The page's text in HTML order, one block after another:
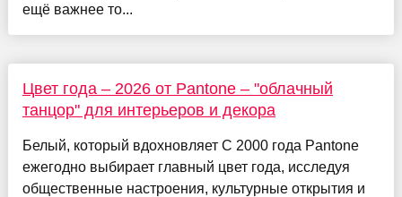
ещё важнее то...
Цвет года – 2026 от Pantone – "облачный
танцор" для интерьеров и декора
Белый, который вдохновляет С 2000 года Pantone
ежегодно выбирает главный цвет года, исследуя
общественные настроения, культурные открытия и